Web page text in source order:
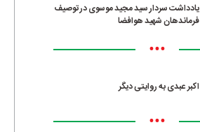
یادداشت سردار سید مجید موسوی در توصیف
فرماندهان شهید هوافضا
•••
اکبر عبدی به روایتی دیگر
•••